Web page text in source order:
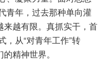
青年，过去那种单向灌
来越有限。真抓实干，首
，从“对青年工作”转
精神世界。